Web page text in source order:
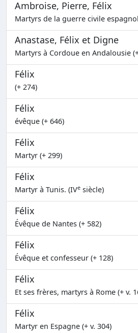
Ambroise, Pierre, Félix
Martyrs de la guerre civile
Anastase, Félix et Digne
Martyrs à Cordoue en Andalousie
Félix
(+ 274)
Félix
évêque (+ 646)
Félix
Martyr (+ 299)
Félix
Martyr à Tunis. (IVe siècle)
Félix
Évêque de Nantes (+ 582)
Félix
Évêque et confesseur (+ 128)
Félix
Et ses frères, martyrs à Rome (+ v.
Félix
Martyr en Espagne (+ v. 304)